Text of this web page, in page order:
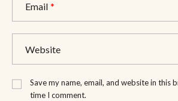
Email *
Website
Save my name, email, and website in this
time I comment.